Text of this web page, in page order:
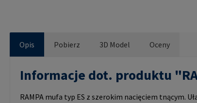
Opis Pobierz 3D Model Oceny
Informacje dot. produktu
RAMPA mufa typ ES z szerokim nacięciem tnącym.